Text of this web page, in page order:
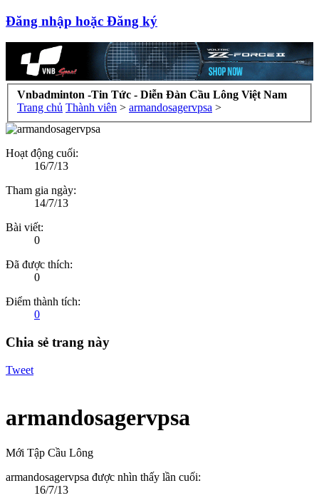
Đăng nhập hoặc Đăng ký
Vnbadminton -Tin Tức - Diễn Đàn Cầu Lông Việt Nam
Trang chủ Thành viên > armandosagervpsa >
Hoạt động cuối:
16/7/13
Tham gia ngày:
14/7/13
Bài viết:
0
Đã được thích:
0
Điểm thành tích:
0
Chia sẻ trang này
Tweet
armandosagervpsa
Mới Tập Cầu Lông
armandosagervpsa được nhìn thấy lần cuối:
16/7/13